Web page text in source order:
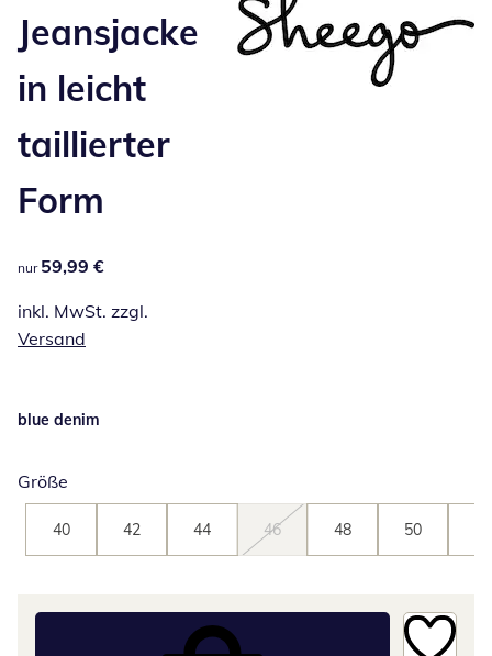
Jeansjacke
in leicht
taillierter
Form
59,99 €
nur 59,99 €
inkl. MwSt. zzgl.
Versand
blue denim
Größe
40 42 44 46 48 50